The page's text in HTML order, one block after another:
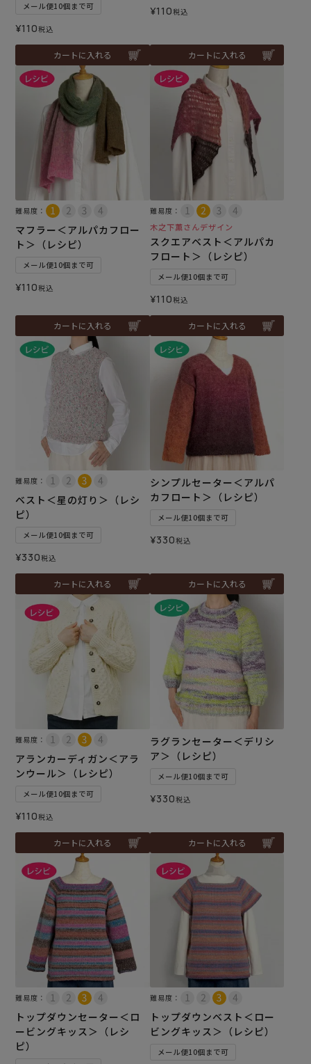
メール便10個まで可
¥110税込
カートに入れる
¥110税込
カートに入れる
難易度：
マフラー＜アルパカフロー
ト＞（レシピ）
メール便10個まで可
¥110税込
カートに入れる
難易度：
木之下薫さんデザイン
スクエアベスト＜アルパカ
フロート＞（レシピ）
メール便10個まで可
¥110税込
カートに入れる
難易度：
ベスト＜星の灯り＞（レシ
ピ）
メール便10個まで可
¥330税込
カートに入れる
シンプルセーター＜アルパ
カフロート＞（レシピ）
メール便10個まで可
¥330税込
カートに入れる
難易度：
アランカーディガン＜アラ
ンウール＞（レシピ）
メール便10個まで可
¥110税込
カートに入れる
ラグランセーター＜デリシ
ア＞（レシピ）
メール便10個まで可
¥330税込
カートに入れる
難易度：
トップダウンセーター＜ロ
ービングキッス＞（レシ
ピ）
難易度：
トップダウンベスト＜ロー
ビングキッス＞（レシピ）
メール便10個まで可